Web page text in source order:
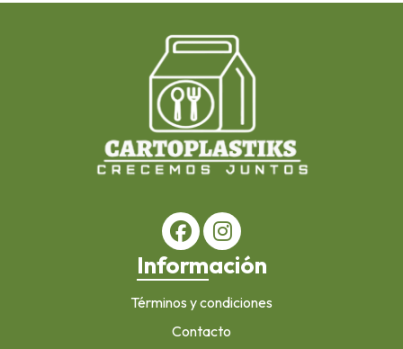
Información
Términos y condiciones
Contacto